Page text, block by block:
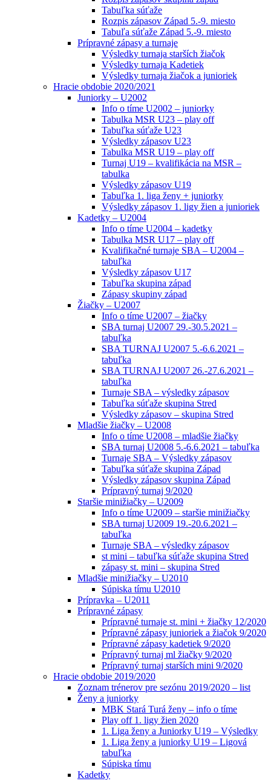
Tabuľka súťaže
Rozpis zápasov Západ 5.-9. miesto
Tabuľa súťaže Západ 5.-9. miesto
Prípravné zápasy a turnaje
Výsledky turnaja starších žiačok
Výsledky turnaja Kadetiek
Výsledky turnaja žiačok a junioriek
Hracie obdobie 2020/2021
Juniorky – U2002
Info o tíme U2002 – juniorky
Tabulka MSR U23 – play off
Tabuľka súťaže U23
Výsledky zápasov U23
Tabulka MSR U19 – play off
Turnaj U19 – kvalifikácia na MSR –
tabulka
Výsledky zápasov U19
Tabuľka 1. liga ženy + juniorky
Výsledky zápasov 1. ligy žien a junioriek
Kadetky – U2004
Info o tíme U2004 – kadetky
Tabulka MSR U17 – play off
Kvalifikačné turnaje SBA – U2004 –
tabuľka
Výsledky zápasov U17
Tabuľka skupina západ
Zápasy skupiny západ
Žiačky – U2007
Info o tíme U2007 – žiačky
SBA turnaj U2007 29.-30.5.2021 –
tabuľka
SBA TURNAJ U2007 5.-6.6.2021 –
tabuľka
SBA TURNAJ U2007 26.-27.6.2021 –
tabuľka
Turnaje SBA – výsledky zápasov
Tabuľka súťaže skupina Stred
Výsledky zápasov – skupina Stred
Mladšie žiačky – U2008
Info o tíme U2008 – mladšie žiačky
SBA turnaj U2008 5.-6.6.2021 – tabuľka
Turnaje SBA – Výsledky zápasov
Tabuľka súťaže skupina Západ
Výsledky zápasov skupina Západ
Prípravný turnaj 9/2020
Staršie minižiačky – U2009
Info o tíme U2009 – staršie minižiačky
SBA turnaj U2009 19.-20.6.2021 –
tabuľka
Turnaje SBA – výsledky zápasov
st mini – tabuľka súťaže skupina Stred
zápasy st. mini – skupina Stred
Mladšie minižiačky – U2010
Súpiska tímu U2010
Prípravka – U2011
Prípravné zápasy
Prípravné turnaje st. mini + žiačky 12/2020
Prípravné zápasy junioriek a žiačok 9/2020
Prípravné zápasy kadetiek 9/2020
Prípravný turnaj ml žiačky 9/2020
Prípravný turnaj starších mini 9/2020
Hracie obdobie 2019/2020
Zoznam trénerov pre sezónu 2019/2020 – list
Ženy a juniorky
MBK Stará Turá ženy – info o tíme
Play off 1. ligy žien 2020
1. Liga ženy a Juniorky U19 – Výsledky
1. Liga ženy a juniorky U19 – Ligová
tabuľka
Súpiska tímu
Kadetky